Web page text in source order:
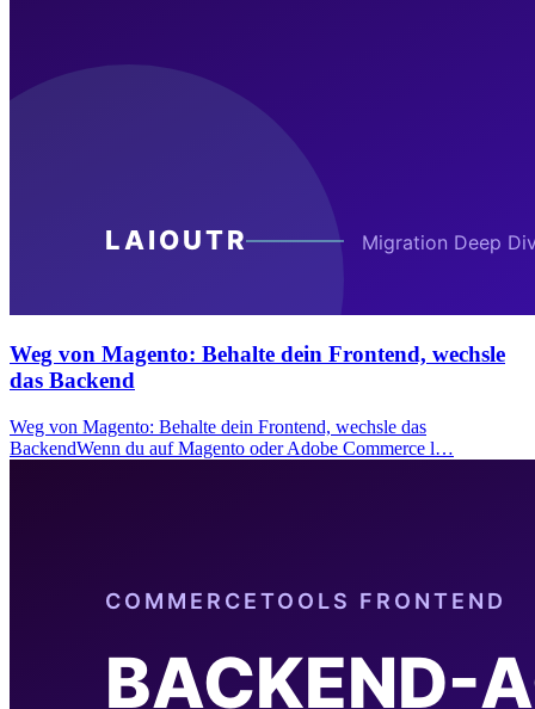
Weg von Magento: Behalte dein Frontend, wechsle
das Backend
Weg von Magento: Behalte dein Frontend, wechsle das
BackendWenn du auf Magento oder Adobe Commerce l…